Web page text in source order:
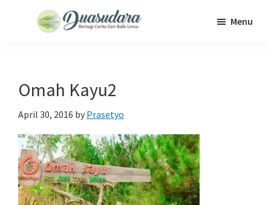
Balik
Lensa
Menu
Omah Kayu2
April 30, 2016 by Prasetyo